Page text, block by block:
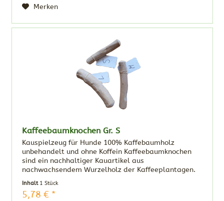
Merken
Kaffeebaumknochen Gr. S
Kauspielzeug für Hunde 100% Kaffebaumholz
unbehandelt und ohne Koffein Kaffeebaumknochen
sind ein nachhaltiger Kauartikel aus
nachwachsendem Wurzelholz der Kaffeeplantagen.
Das sehr robuste Holz stillt das natürliche
Kaubedürfnis und hat...
Inhalt 1 Stück
5,78 € *